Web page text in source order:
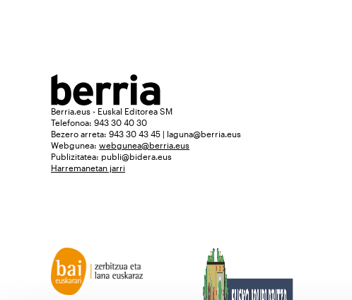
Berria.eus - Euskal Editorea SM
Telefonoa: 943 30 40 30
Bezero arreta: 943 30 43 45 | laguna@berria.eus
Webgunea: webgunea@berria.eus
Publizitatea: publi@bidera.eus
Harremanetan jarri